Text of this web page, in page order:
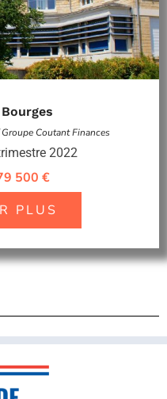
Coutant Finances
2022
500 €
PLUS